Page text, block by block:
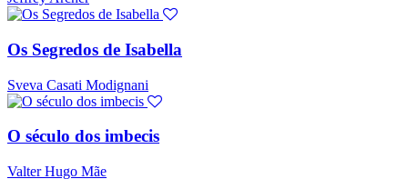
Os Segredos de Isabella
Sveva Casati Modignani
O século dos imbecis
Valter Hugo Mãe